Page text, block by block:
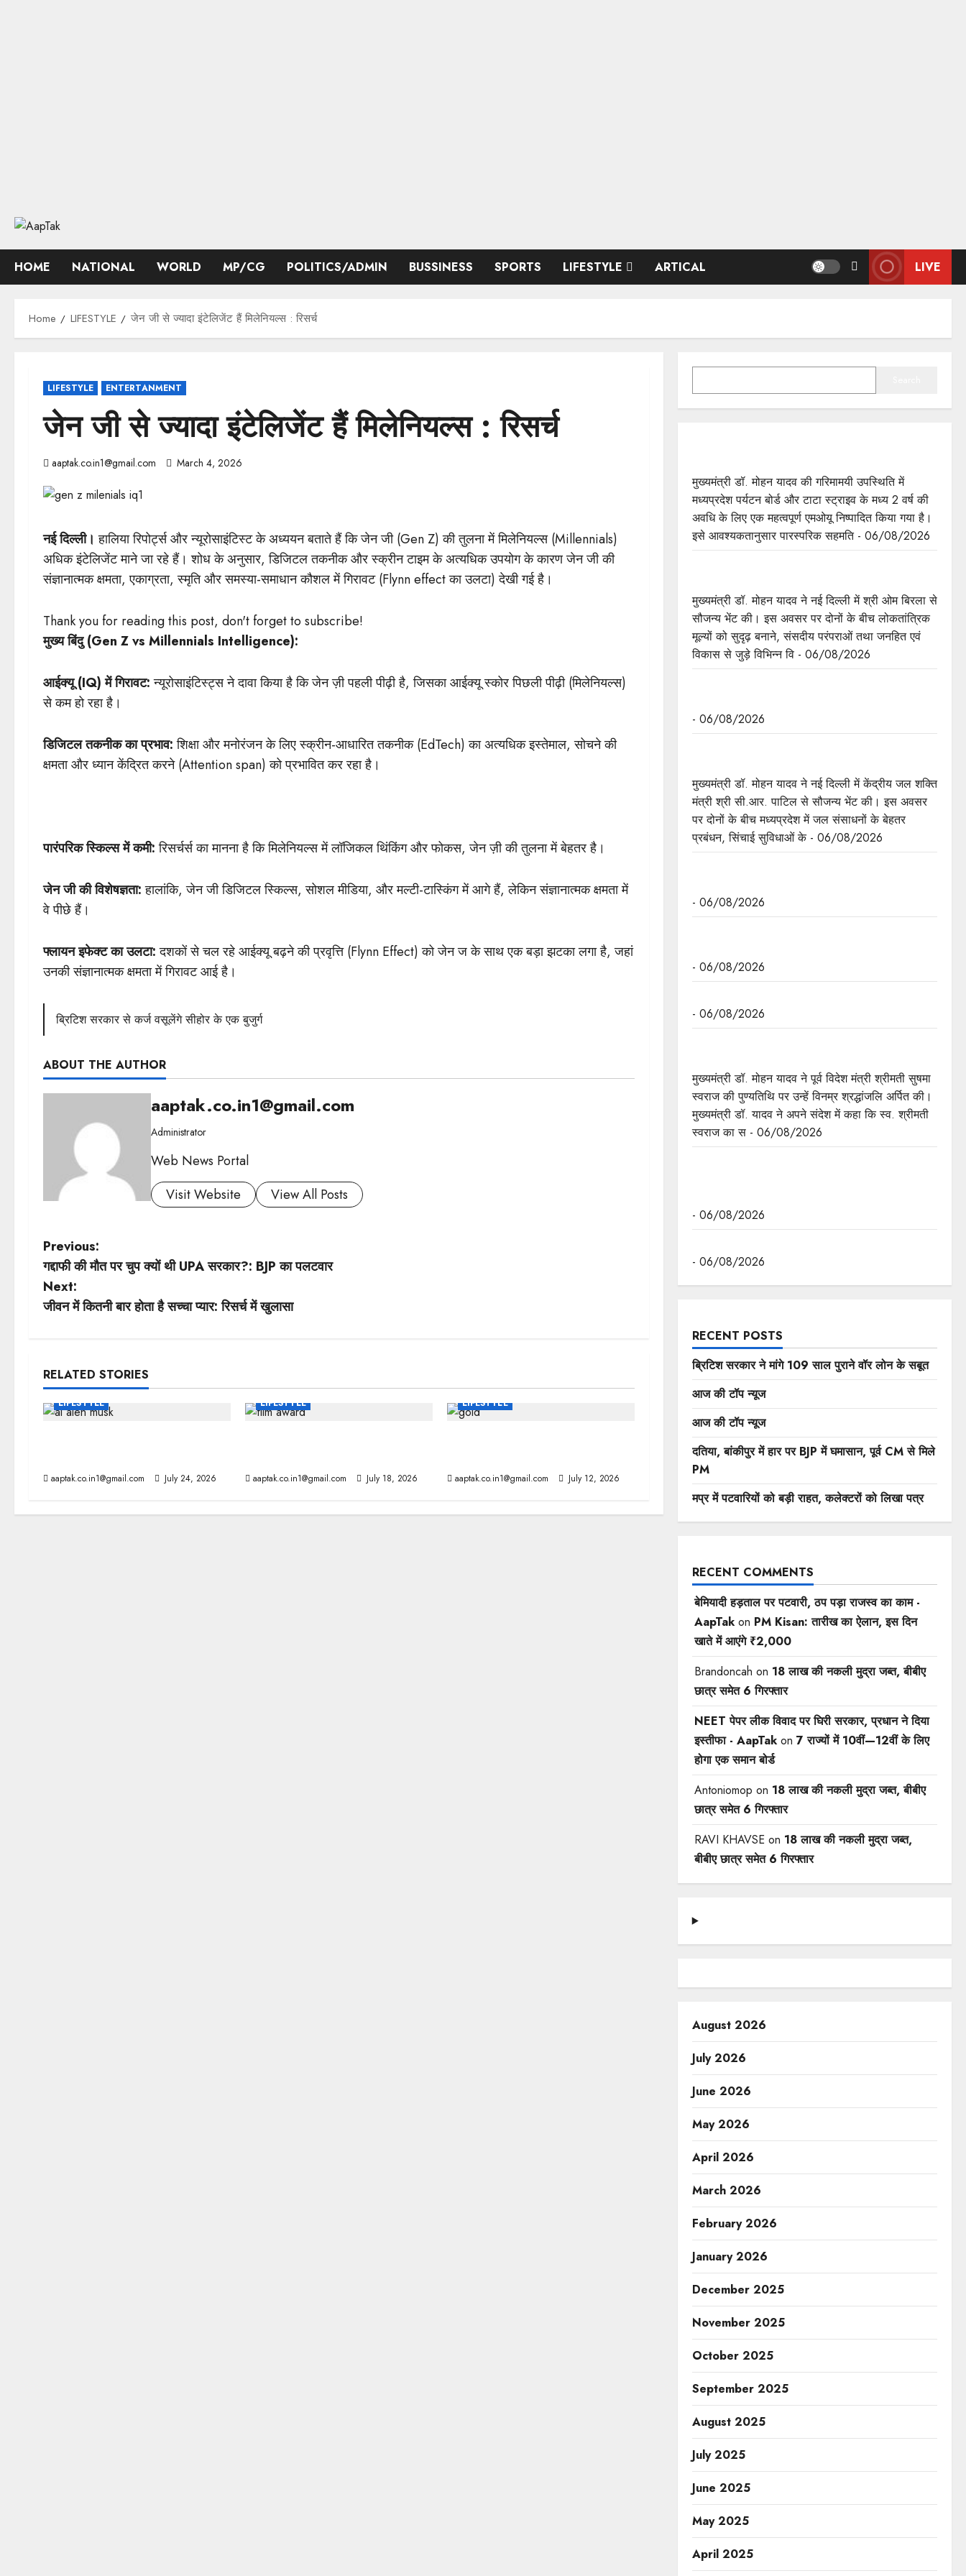
content
HOME
NATIONAL WORLD MP/CG POLITICS/ADMIN BUSSINESS SPORTS LIFESTYLE ARTICAL LIVE
Home LIFESTYLE जेन जी से ​ज्यादा इंटेलिजेंट हैं मिलेनियल्स : रिसर्च
LIFESTYLE ENTERTANMENT
जेन जी से ​ज्यादा इंटेलिजेंट हैं मिलेनियल्स : रिसर्च
aaptak.co.in1@gmail.com March 4, 2026
नई दिल्ली। हालिया रिपोर्ट्स और न्यूरोसाइंटिस्ट के अध्ययन बताते हैं कि जेन जी (Gen Z) की तुलना में मिलेनियल्स (Millennials)
अधिक इंटेलिजेंट माने जा रहे हैं। शोध के अनुसार, डिजिटल तकनीक और स्क्रीन टाइम के अत्यधिक उपयोग के कारण जेन जी की
संज्ञानात्मक क्षमता, एकाग्रता, स्मृति और समस्या-समाधान कौशल में गिरावट (Flynn effect का उलटा) देखी गई है।
Thank you for reading this post, don't forget to subscribe!
मुख्य बिंदु (Gen Z vs Millennials Intelligence):
आईक्यू (IQ) में गिरावट:न्यूरोसाइंटिस्ट्स ने दावा किया है कि जेन ज़ी पहली पीढ़ी है, जिसका आईक्यू स्कोर पिछली पीढ़ी (मिलेनियल्स)
से कम हो रहा है।
डिजिटल तकनीक का प्रभाव:शिक्षा और मनोरंजन के लिए स्क्रीन-आधारित तकनीक (EdTech) का अत्यधिक इस्तेमाल, सोचने की
क्षमता और ध्यान केंद्रित करने (Attention span) को प्रभावित कर रहा है।
पारंपरिक स्किल्स में कमी:रिसर्चर्स का मानना है कि मिलेनियल्स में लॉजिकल थिंकिंग और फोकस, जेन ज़ी की तुलना में बेहतर है।
जेन जी की विशेषज्ञता:हालांकि, जेन जी डिजिटल स्किल्स, सोशल मीडिया, और मल्टी-टास्किंग में आगे हैं, लेकिन संज्ञानात्मक क्षमता में
वे पीछे हैं।
फ्लायन इफेक्ट का उलटा:दशकों से चल रहे आईक्यू बढ़ने की प्रवृत्ति (Flynn Effect) को जेन ज के साथ एक बड़ा झटका लगा है, जहां
उनकी संज्ञानात्मक क्षमता में गिरावट आई है।
ब्रिटिश सरकार से कर्ज वसूलेंगे सीहोर के एक बुजुर्ग
ABOUT THE AUTHOR
aaptak.co.in1@gmail.com
Administrator
Web News Portal
Visit Website
View All Posts
P
o
s
n
a
g
a
Previous:
गद्दाफी की मौत पर चुप क्यों थी UPA सरकार?: BJP का पलटवार
Next:
जीवन में कितनी बार होता है सच्चा प्यार: रिसर्च में खुलासा
RELATED STORIES
LIFESTYLE
aaptak.co.in1@gmail.com July 24, 2026
LIFESTYLE
aaptak.co.in1@gmail.com July 18, 2026
LIFESTYLE
aaptak.co.in1@gmail.com July 12, 2026
मुख्यमंत्री डॉ. मोहन यादव की गरिमामयी उपस्थिति में
मध्यप्रदेश पर्यटन बोर्ड और टाटा स्ट्राइव के मध्य 2 वर्ष की
अवधि के लिए एक महत्वपूर्ण एमओयू निष्पादित किया गया है।
इसे आवश्यकतानुसार पारस्परिक सहमति - 06/08/2026
मुख्यमंत्री डॉ. मोहन यादव ने नई दिल्ली में श्री ओम बिरला से
सौजन्य भेंट की। इस अवसर पर दोनों के बीच लोकतांत्रिक
मूल्यों को सुदृढ़ बनाने, संसदीय परंपराओं तथा जनहित एवं
विकास से जुड़े विभिन्न वि - 06/08/2026
- 06/08/2026
मुख्यमंत्री डॉ. मोहन यादव ने नई दिल्ली में केंद्रीय जल शक्ति
मंत्री श्री सी.आर. पाटिल से सौजन्य भेंट की। इस अवसर
पर दोनों के बीच मध्यप्रदेश में जल संसाधनों के बेहतर
प्रबंधन, सिंचाई सुविधाओं के - 06/08/2026
- 06/08/2026
- 06/08/2026
- 06/08/2026
मुख्यमंत्री डॉ. मोहन यादव ने पूर्व विदेश मंत्री श्रीमती सुषमा
स्वराज की पुण्यतिथि पर उन्हें विनम्र श्रद्धांजलि अर्पित की।
मुख्यमंत्री डॉ. यादव ने अपने संदेश में कहा कि स्व. श्रीमती
स्वराज का स - 06/08/2026
- 06/08/2026
- 06/08/2026
RECENT POSTS
ब्रिटिश सरकार ने मांगे 109 साल पुराने वॉर लोन के सबूत
आज की टॉप न्यूज
आज की टॉप न्यूज
दतिया, बांकीपुर में हार पर BJP में घमासान, पूर्व CM से मिले
PM
मप्र में पटवारियों को बड़ी राहत, कलेक्टरों को लिखा पत्र
RECENT COMMENTS
बेमियादी हड़ताल पर पटवारी, ठप पड़ा राजस्व का काम -
AapTakon PM Kisan: तारीख का ऐलान, इस दिन
खाते में आएंगे ₹2,000
Brandoncah on 18 लाख की नकली मुद्रा जब्त, बीबीए
छात्र समेत 6 गिरफ्तार
NEET पेपर लीक विवाद पर घिरी सरकार, प्रधान ने दिया
इस्तीफा - AapTakon 7 राज्यों में 10वीं—12वीं ​के लिए
होगा एक समान बोर्ड
Antoniomop on 18 लाख की नकली मुद्रा जब्त, बीबीए
छात्र समेत 6 गिरफ्तार
RAVI KHAVSEon 18 लाख की नकली मुद्रा जब्त,
बीबीए छात्र समेत 6 गिरफ्तार
August 2026
July 2026
June 2026
May 2026
April 2026
March 2026
February 2026
January 2026
December 2025
November 2025
October 2025
September 2025
August 2025
July 2025
June 2025
May 2025
April 2025